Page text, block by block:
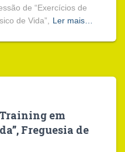
de “Exercícios de
de Vida”,
Ler mais…
em
Freguesia de